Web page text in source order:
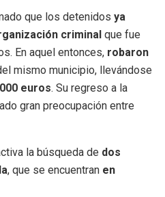
que los detenidos ya
criminal que fue
En aquel entonces, robaron
mismo municipio, llevándose
euros. Su regreso a la
gran preocupación entre
la búsqueda de dos
, que se encuentran en